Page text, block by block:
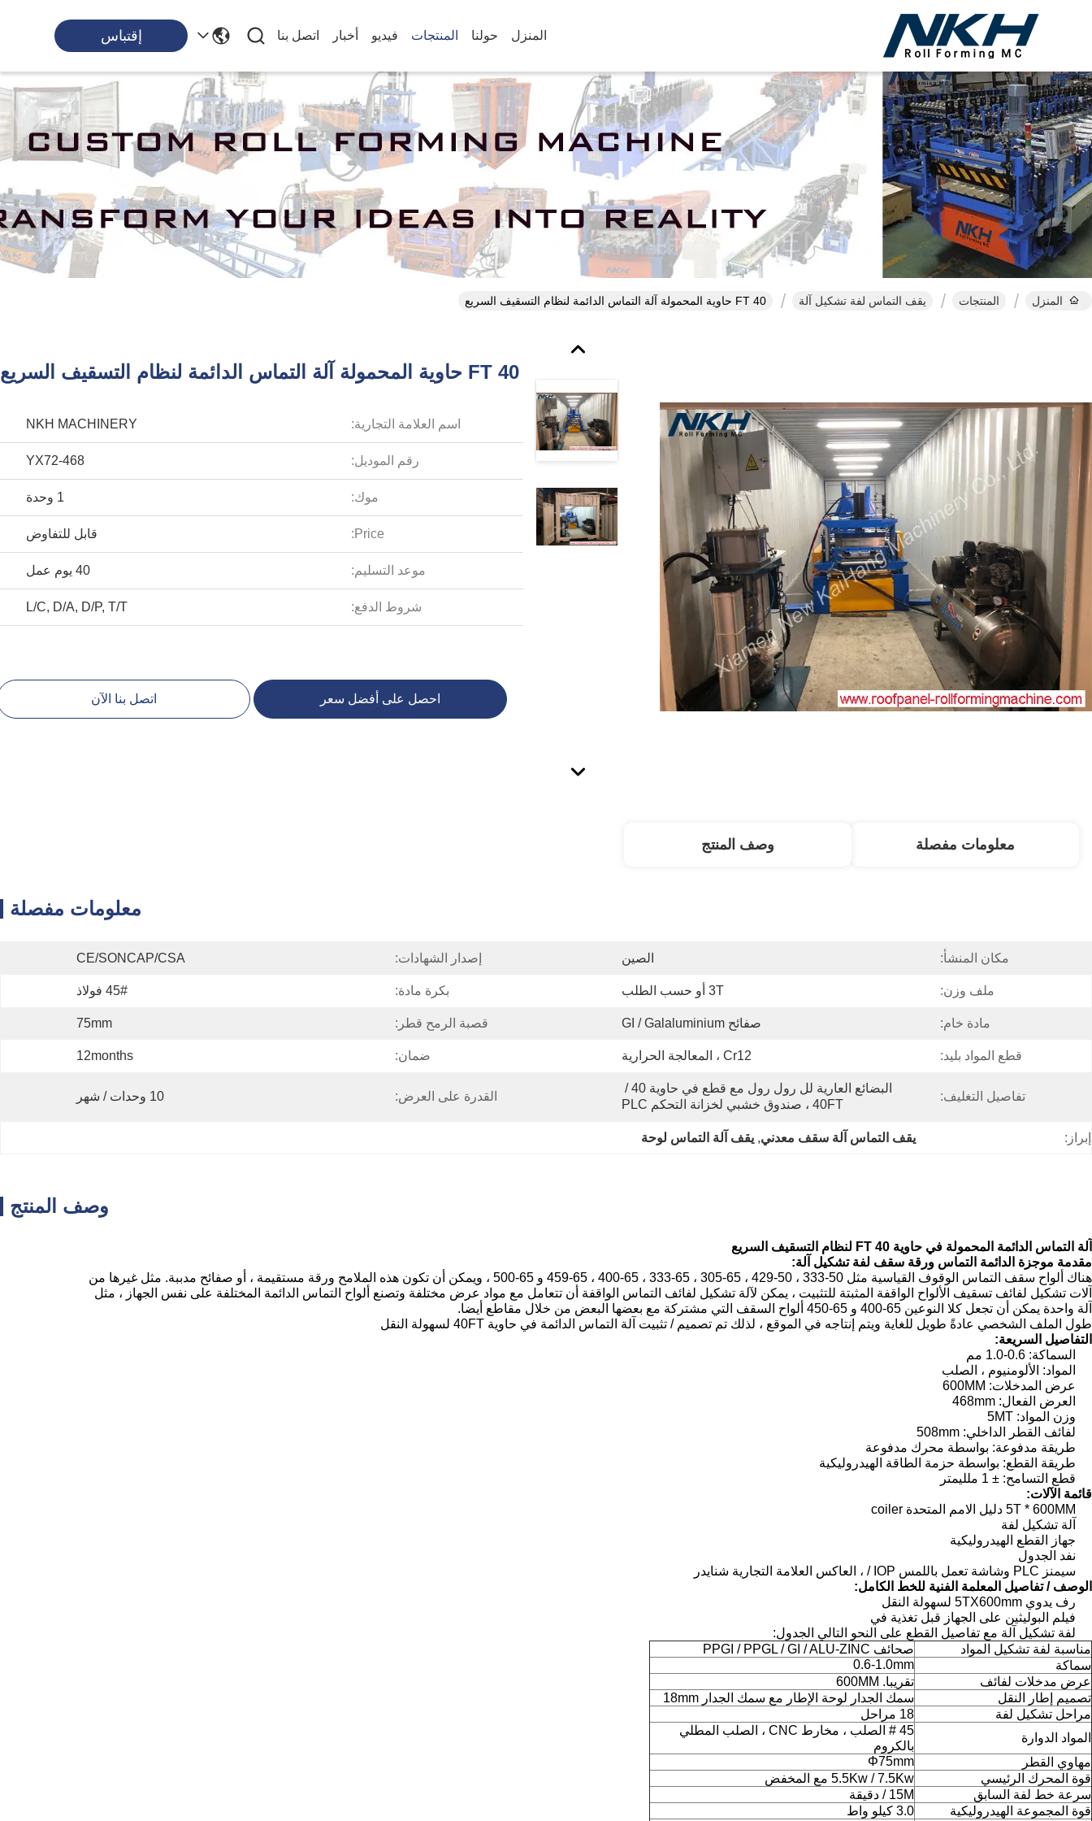
المنزل حولنا المنتجات فيديو أخبار اتصل بنا إقتباس
تفاصيل المنتجات
المنزل المنتجات يقف التماس لفة تشكيل آلة 40 FT حاوية المحمولة آلة التماس الدائمة لنظام التسقيف السريع
40 FT حاوية المحمولة آلة التماس الدائمة لنظام التسقيف السريع
اسم العلامة التجارية: NKH MACHINERY
رقم الموديل: YX72-468
موك: 1 وحدة
Price: قابل للتفاوض
موعد التسليم: 40 يوم عمل
شروط الدفع: L/C, D/A, D/P, T/T
احصل على أفضل سعر اتصل بنا الآن
معلومات مفصلة وصف المنتج
معلومات مفصلة
مكان المنشأ: الصين إصدار الشهادات: CE/SONCAP/CSA
ملف وزن: 3T أو حسب الطلب بكرة مادة: 45# فولاذ
مادة خام: صفائح GI / Galaluminium قصبة الرمح قطر: 75mm
قطع المواد بليد: Cr12 ، المعالجة الحرارية ضمان: 12months
تفاصيل التغليف:
40FT ، صندوق خشبي لخزانة التحكم PLC
القدرة على العرض: 10 وحدات / شهر
إبراز: يقف التماس آلة سقف معدني, يقف آلة التماس لوحة
وصف المنتج
آلة التماس الدائمة المحمولة في حاوية 40 FT لنظام التسقيف السريع
مقدمة موجزة الدائمة التماس ورقة سقف لفة تشكيل آلة:
هناك ألواح سقف التماس الوقوف القياسية مثل 50-333 ، 50-429 ، 65-305 ، 65-333 ، 65-400 ، 65-459 و 65-500 ، ويمكن أن تكون هذه الملامح ورقة مستقيمة ، أو صفائح مدببة.
مثل غيرها من
آلات تشكيل لفائف تسقيف الألواح الواقفة المثبتة للتثبيت ، يمكن لآلة تشكيل لفائف التماس الواقفة أن تتعامل مع مواد عرض مختلفة وتصنع ألواح التماس الدائمة المختلفة على نفس الجهاز ، مثل
آلة واحدة يمكن أن تجعل كلا النوعين 65-400 و 65-450 ألواح السقف التي مشتركة مع بعضها البعض من خلال مقاطع أيضا.
طول الملف الشخصي عادةً طويل للغاية ويتم إنتاجه في الموقع ، لذلك تم تصميم / تثبيت آلة التماس الدائمة في حاوية 40FT لسهولة النقل
التفاصيل السريعة:
السماكة: 0.6-1.0 مم
المواد: الألومنيوم ، الصلب
عرض المدخلات: 600MM
العرض الفعال: 468mm
وزن المواد: 5MT
لفائف القطر الداخلي: 508mm
طريقة مدفوعة: بواسطة محرك مدفوعة
طريقة القطع: بواسطة حزمة الطاقة الهيدروليكية
قطع التسامح: ± 1 ملليمتر
قائمة الآلات:
5T * 600MM دليل الامم المتحدة coiler
آلة تشكيل لفة
جهاز القطع الهيدروليكية
نفد الجدول
سيمنز PLC وشاشة تعمل باللمس IOP / ، العاكس العلامة التجارية شنايدر
الوصف / تفاصيل المعلمة الفنية للخط الكامل:
رف يدوي 5TX600mm لسهولة النقل
فيلم البوليثين على الجهاز قبل تغذية في
لفة تشكيل آلة مع تفاصيل القطع على النحو التالي الجدول:
مناسبة لفة تشكيل المواد
صحائف PPGI / PPGL / GI / ALU-ZINC
سماكة
0.6-1.0mm
عرض مدخلات لفائف
تقريبا. 600MM
تصميم إطار النقل
سمك الجدار لوحة الإطار مع سمك الجدار 18mm
مراحل تشكيل لفة
18 مراحل
المواد الدوارة
45 # الصلب ، مخارط CNC ، الصلب المطلي
بالكروم
مهاوي القطر
Φ75mm
قوة المحرك الرئيسي
5.5Kw / 7.5Kw مع المخفض
سرعة خط لفة السابق
15M / دقيقة
قوة المجموعة الهيدروليكية
3.0 كيلو واط